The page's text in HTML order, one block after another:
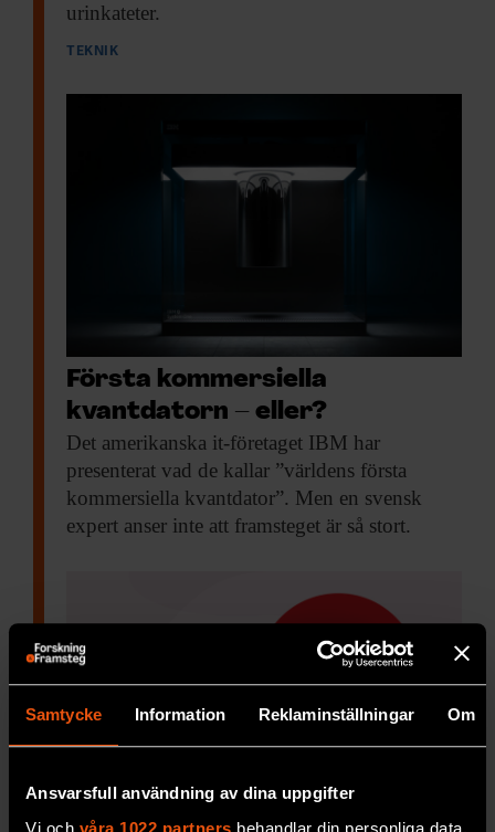
Samtycke Information Reklaminställningar Om
Ansvarsfull användning av dina uppgifter
Vi och våra 1022 partners behandlar din personliga data,
urinkateter.
TEKNIK
Första kommersiella
kvantdatorn – eller?
Det amerikanska it-företaget IBM har
presenterat vad de kallar ”världens första
kommersiella kvantdator”. Men en svensk
expert anser inte att framsteget är så stort.